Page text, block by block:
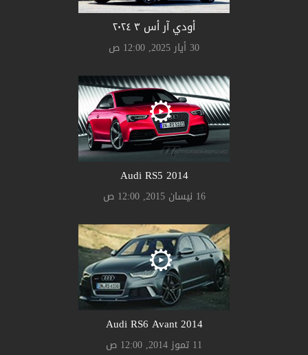
أودي آر أس ٣ ٢٠٢٤
30 أيار 2025, 12:00 ص
Audi RS5 2014
16 نيسان 2015, 12:00 ص
Audi RS6 Avant 2014
11 تموز 2014, 12:00 ص